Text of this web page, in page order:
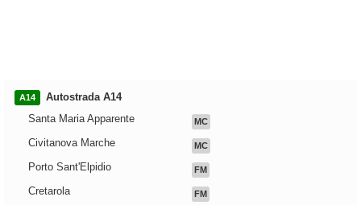
A14
Autostrada A14
Santa Maria Apparente
MC
Civitanova Marche MC
Porto Sant'Elpidio FM
Cretarola FM